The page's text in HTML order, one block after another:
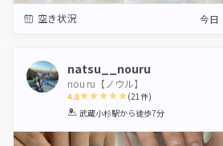
空き状況 今日
natsu__nouru
nou ru【ノウル】
4.8
1 2 3 4 5
(21件)
武蔵小杉駅から徒歩7分